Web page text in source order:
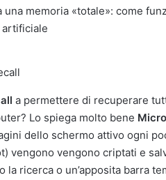
a permettere di recuperare
Lo spiega molto bene
dello schermo attivo ogni
vengono vengono criptati e
la ricerca o un’apposita barra